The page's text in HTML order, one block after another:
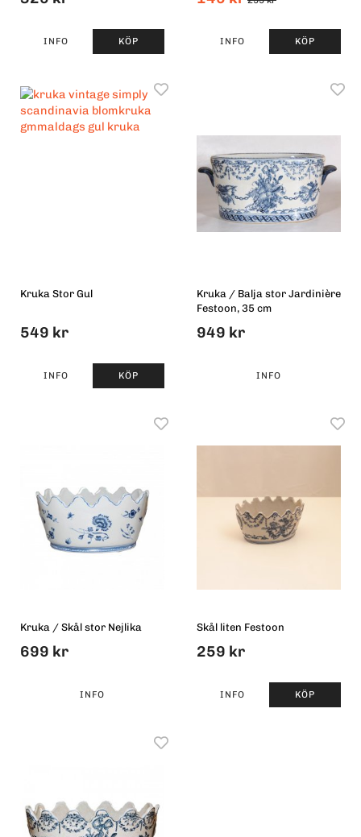
INFO KÖP INFO KÖP
Kruka Stor Gul
549 kr
INFO KÖP
Kruka / Balja stor Jardinière
Festoon, 35 cm
949 kr
INFO
Kruka / Skål stor Nejlika
699 kr
INFO
Skål liten Festoon
259 kr
INFO KÖP